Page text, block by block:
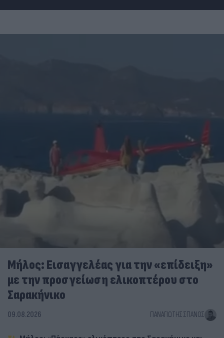
Μήλος: Εισαγγελέας για την «επίδειξη»
με την προσγείωση ελικοπτέρου στο
Σαρακήνικο
09.08.2026 ΠΑΝΑΓΙΏΤΗΣ ΣΠΑΝΌΣ